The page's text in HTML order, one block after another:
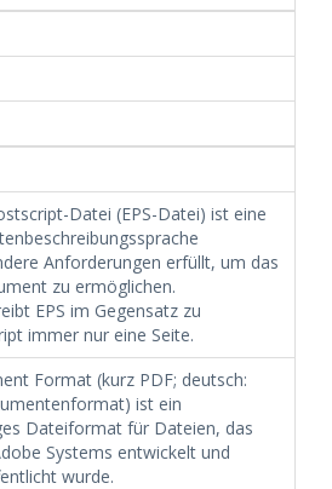
Datei (EPS-Datei) ist eine
Anforderungen erfüllt, um das
zu ermöglichen.
EPS im Gegensatz zu
immer nur eine Seite.
Format (kurz PDF; deutsch:
ist ein
Dateiformat für Dateien, das
Systems entwickelt und
wurde.